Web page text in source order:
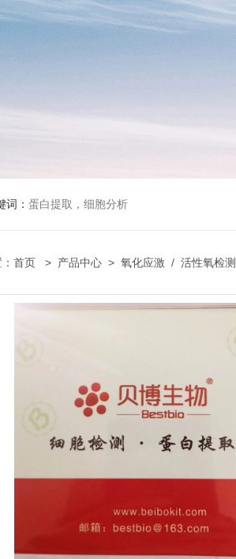
词： 蛋白提取，细胞分析
首页 > 产品中心 > 氧化应激 / 活性氧检测